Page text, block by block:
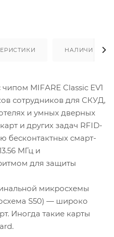
НАЛИЧИЕ
MIFARE Classic EV1
сотрудников для СКУД,
и умных дверных
и других задач RFID-
бесконтактных смарт-
МГц и
для защиты
микросхемы
S50) — широко
Иногда такие карты